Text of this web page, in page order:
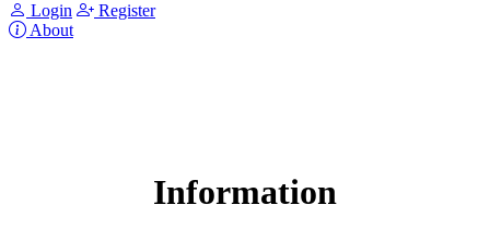
Login
Register
About
Information